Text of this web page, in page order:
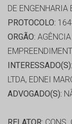
DE
PROTOCOLO:
ORGÃO:
INTERESSADO(S):
LTDA, EDNEI
ADVOGADO(S):